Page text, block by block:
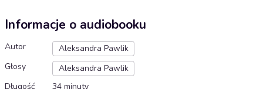
Informacje o audiobooku
Autor
Aleksandra Pawlik
Głosy
Aleksandra Pawlik
Długość
34 minuty